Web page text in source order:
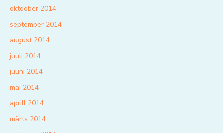
oktoober 2014
september 2014
august 2014
juuli 2014
juuni 2014
mai 2014
aprill 2014
märts 2014